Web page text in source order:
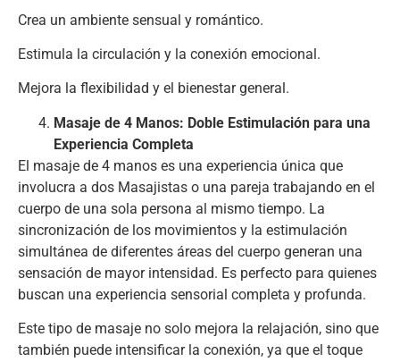
Crea un ambiente sensual y romántico.
Estimula la circulación y la conexión emocional.
Mejora la flexibilidad y el bienestar general.
Masaje de 4 Manos: Doble Estimulación para una
Experiencia Completa
El masaje de 4 manos es una experiencia única que
involucra a dos Masajistas o una pareja trabajando en el
cuerpo de una sola persona al mismo tiempo. La
sincronización de los movimientos y la estimulación
simultánea de diferentes áreas del cuerpo generan una
sensación de mayor intensidad. Es perfecto para quienes
buscan una experiencia sensorial completa y profunda.
Este tipo de masaje no solo mejora la relajación, sino que
también puede intensificar la conexión, ya que el toque